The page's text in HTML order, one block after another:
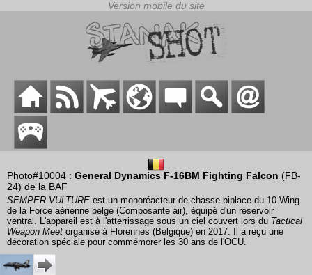
Photo#10004 : General Dynamics F-16BM Fighting Falcon (FB-
24) de la BAF
SEMPER VULTURE est un monoréacteur de chasse biplace du 10 Wing
de la Force aérienne belge (Composante air), équipé d'un réservoir
ventral. L'appareil est à l'atterrissage sous un ciel couvert lors du Tactical
Weapon Meet organisé à Florennes (Belgique) en 2017. Il a reçu une
décoration spéciale pour commémorer les 30 ans de l'OCU.